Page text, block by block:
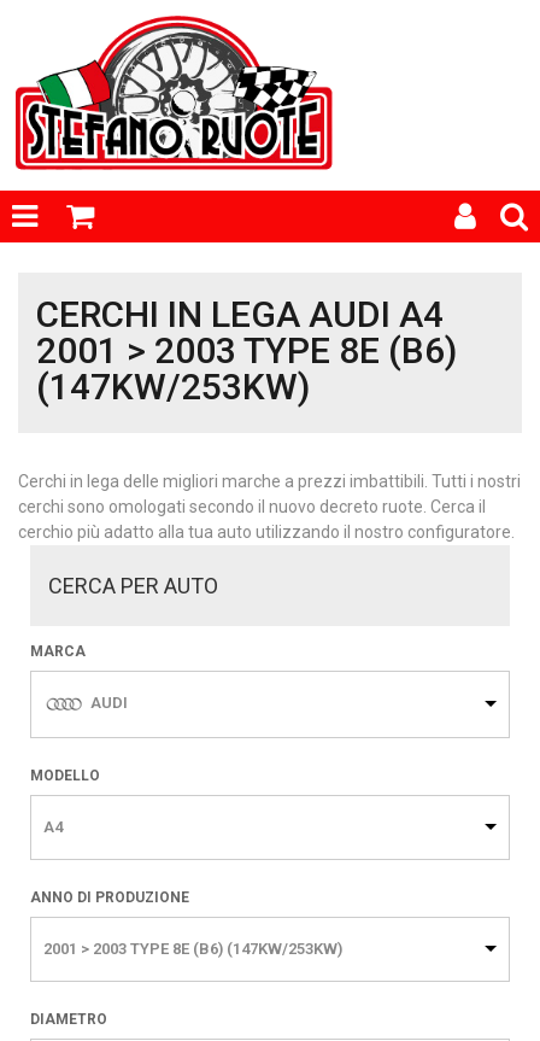
CERCHI IN LEGA AUDI A4
2001 > 2003 TYPE 8E (B6)
(147KW/253KW)
Cerchi in lega delle migliori marche a prezzi imbattibili. Tutti i nostri
cerchi sono omologati secondo il nuovo decreto ruote. Cerca il
cerchio più adatto alla tua auto utilizzando il nostro configuratore.
CERCA PER AUTO
MARCA
AUDI
MODELLO
A4
ANNO DI PRODUZIONE
2001 > 2003 TYPE 8E (B6) (147KW/253KW)
DIAMETRO